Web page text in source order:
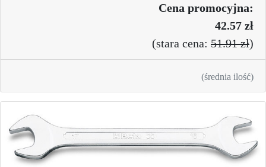
Cena promocyjna:
42.57 zł
(stara cena: 51.91 zł)
(średnia ilość)